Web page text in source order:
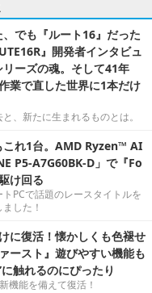
でも『ルート16』だった
』開発者インタビュ
ーズの魂。そして41年
業で直した世界に1本だけ
、新たに生まれるものとは。
これ1台。AMD Ryzen™ AI
P5-A7G60BK-D」で『Fo
け回る
PCで話題のレースタイトルを
した！
に復活！懐かしくも色褪せ
ースト』遊びやすい機能も
触れるのにぴったり
機能を備えて復活！